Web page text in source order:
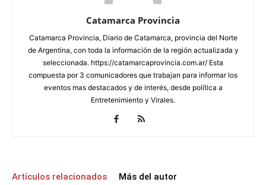
Catamarca Provincia
Catamarca Provincia, Diario de Catamarca, provincia del Norte
de Argentina, con toda la información de la región actualizada y
seleccionada. https://catamarcaprovincia.com.ar/ Esta
compuesta por 3 comunicadores que trabajan para informar los
eventos mas destacados y de interés, desde política a
Entretenimiento y Virales.
Artículos relacionados Más del autor